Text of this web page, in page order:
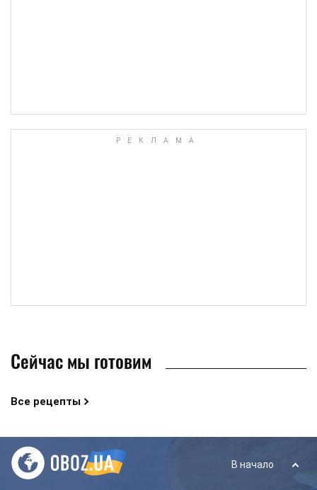
Сейчас мы готовим
Все рецепты
В начало